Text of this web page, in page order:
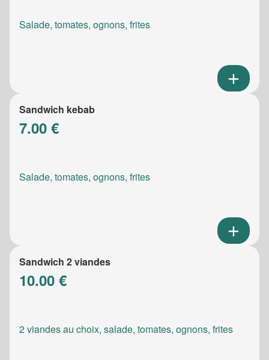
Salade, tomates, ognons, frites
Sandwich kebab
7.00 €
Salade, tomates, ognons, frites
Sandwich 2 viandes
10.00 €
2 viandes au choix, salade, tomates, ognons, frites